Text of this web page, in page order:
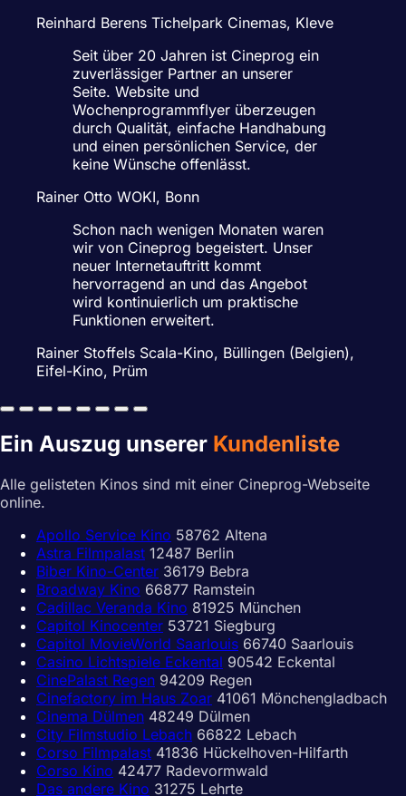
Reinhard Berens Tichelpark Cinemas, Kleve
Seit über 20 Jahren ist Cineprog ein
zuverlässiger Partner an unserer
Seite. Website und
Wochenprogrammflyer überzeugen
durch Qualität, einfache Handhabung
und einen persönlichen Service, der
keine Wünsche offenlässt.
Rainer Otto WOKI, Bonn
Schon nach wenigen Monaten waren
wir von Cineprog begeistert. Unser
neuer Internetauftritt kommt
hervorragend an und das Angebot
wird kontinuierlich um praktische
Funktionen erweitert.
Rainer Stoffels Scala-Kino, Büllingen (Belgien),
Eifel-Kino, Prüm
Ein Auszug unserer Kundenliste
Alle gelisteten Kinos sind mit einer Cineprog-Webseite
online.
Apollo Service Kino 58762 Altena
Astra Filmpalast 12487 Berlin
Biber Kino-Center 36179 Bebra
Broadway Kino 66877 Ramstein
Cadillac Veranda Kino 81925 München
Capitol Kinocenter 53721 Siegburg
Capitol MovieWorld Saarlouis 66740 Saarlouis
Casino Lichtspiele Eckental 90542 Eckental
CinePalast Regen 94209 Regen
Cinefactory im Haus Zoar 41061 Mönchengladbach
Cinema Dülmen 48249 Dülmen
City Filmstudio Lebach 66822 Lebach
Corso Filmpalast 41836 Hückelhoven-Hilfarth
Corso Kino 42477 Radevormwald
Das andere Kino 31275 Lehrte